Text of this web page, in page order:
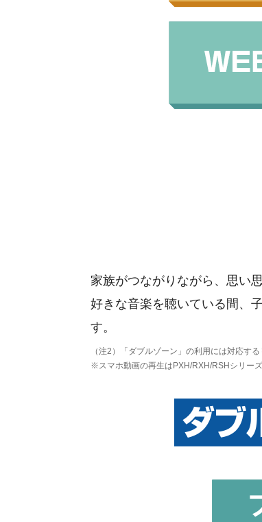
家族がつながりながら、思い
好きな音楽を聴いている間、
す。
（注2）「ダブルゾーン」の利用には対応す
※スマホ動画の再生はPXH/RXH/RSHシリーズ